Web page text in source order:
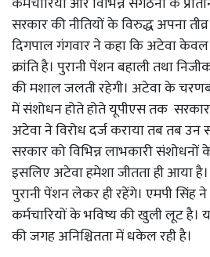
सरकार की नीतियों के विरुद्ध अपना
दिगपाल गंगवार ने कहा कि अटेवा
क्रांति है। पुरानी पेंशन बहाली तथा
की मशाल जलती रहेगी। अटेवा के
में संशोधन होते होते यूपीएस तक
अटेवा ने विरोध दर्ज कराया तब तब उन
सरकार को विभिन्न लाभकारी संशोधनों
इसलिए अटेवा हमेशा जीतता ही आया
पुरानी पेंशन लेकर ही रहेंगे। एमपी सिंह
कर्मचारियों के भविष्य की खुली लूट है।
की जगह अनिश्चितता में धकेल रही है।